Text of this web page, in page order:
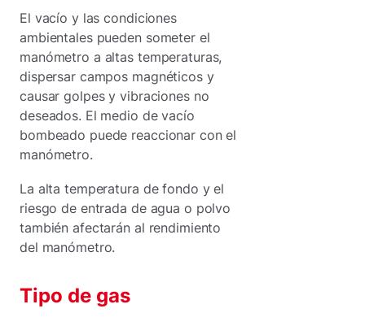
El vacío y las condiciones
ambientales pueden someter el
manómetro a altas temperaturas,
dispersar campos magnéticos y
causar golpes y vibraciones no
deseados. El medio de vacío
bombeado puede reaccionar con el
manómetro.
La alta temperatura de fondo y el
riesgo de entrada de agua o polvo
también afectarán al rendimiento
del manómetro.
Tipo de gas